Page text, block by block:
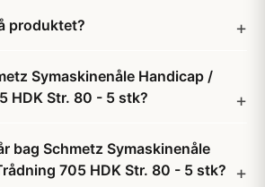
produktet?
Symaskinenåle Handicap /
HDK Str. 80 - 5 stk?
bag Schmetz Symaskinenåle
705 HDK Str. 80 - 5 stk?